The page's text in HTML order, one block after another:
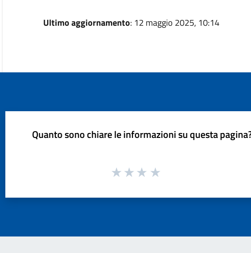
Ultimo aggiornamento: 12 maggio 2025, 10:14
Quanto sono chiare le informazioni su questa